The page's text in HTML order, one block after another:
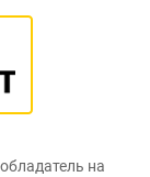
на